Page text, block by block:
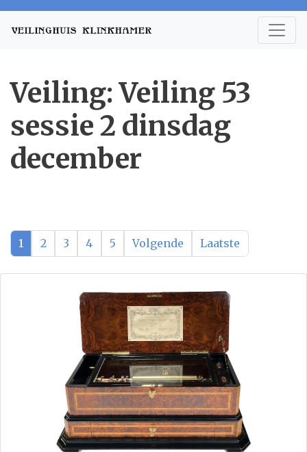
Veiling: Veiling 53
sessie 2 dinsdag
december
1 2 3 4 5 Volgende Laatste